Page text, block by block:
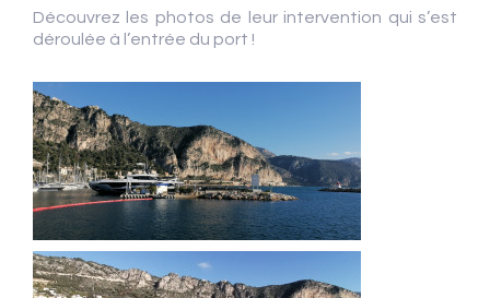
Découvrez les photos de leur intervention qui s’est
déroulée à l’entrée du port !